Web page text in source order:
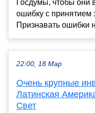
Госдумы, чтобы они
ошибку с принятием
Признавать ошибки
22:00, 18 Мар
Очень крупные
Латинская
Свет